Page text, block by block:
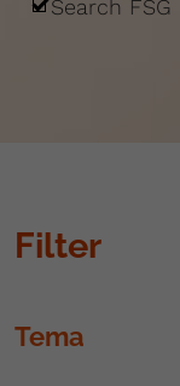
Search
Filter
Tema